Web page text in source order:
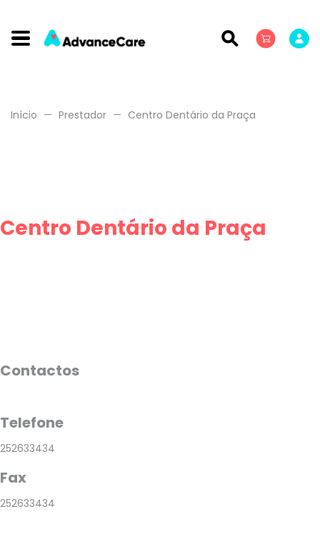
Início Prestador Centro Dentário da Praça
Centro Dentário da Praça
Contactos
Telefone
252633434
Fax
252633434